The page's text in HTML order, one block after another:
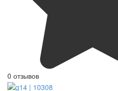
0 отзывов